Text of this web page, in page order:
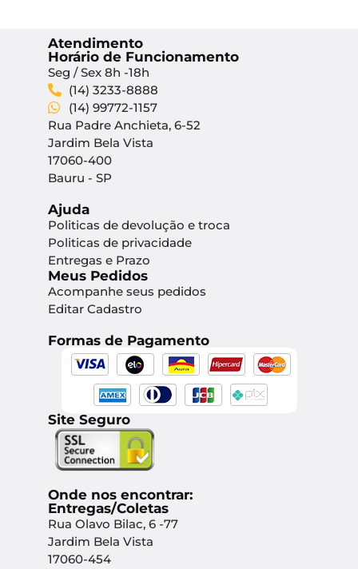
Atendimento
Horário de Funcionamento
Seg / Sex 8h -18h
(14) 3233-8888
(14) 99772-1157
Rua Padre Anchieta, 6-52
Jardim Bela Vista
17060-400
Bauru - SP
Ajuda
Politicas de devolução e troca
Politicas de privacidade
Entregas e Prazo
Meus Pedidos
Acompanhe seus pedidos
Editar Cadastro
Formas de Pagamento
Site Seguro
Onde nos encontrar:
Entregas/Coletas
Rua Olavo Bilac, 6 -77
Jardim Bela Vista
17060-454